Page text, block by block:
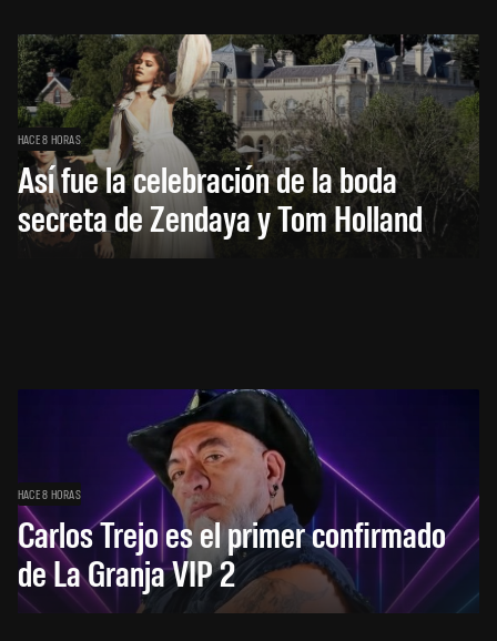
HACE 8 HORAS
Así fue la celebración de la boda
secreta de Zendaya y Tom Holland
HACE 8 HORAS
Carlos Trejo es el primer confirmado
de La Granja VIP 2